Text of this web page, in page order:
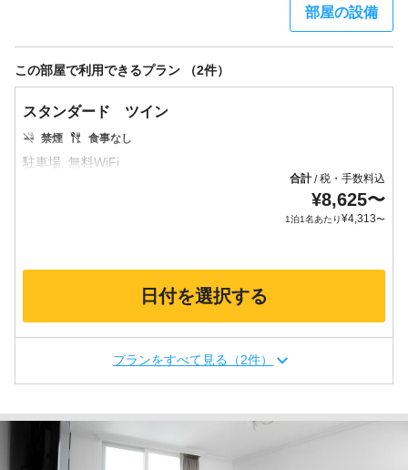
部屋の設備
この部屋で利用できるプラン （2件）
スタンダード ツイン
禁煙 食事なし
合計/税・手数料込
¥8,625〜
1泊1名あたり¥4,313〜
日付を選択する
プランをすべて見る（2件）